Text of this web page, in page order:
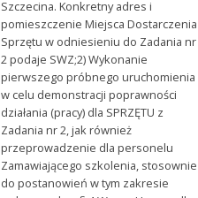
Szczecina. Konkretny adres i
pomieszczenie Miejsca Dostarczenia
Sprzętu w odniesieniu do Zadania nr
2 podaje SWZ;2) Wykonanie
pierwszego próbnego uruchomienia
w celu demonstracji poprawności
działania (pracy) dla SPRZĘTU z
Zadania nr 2, jak również
przeprowadzenie dla personelu
Zamawiającego szkolenia, stosownie
do postanowień w tym zakresie